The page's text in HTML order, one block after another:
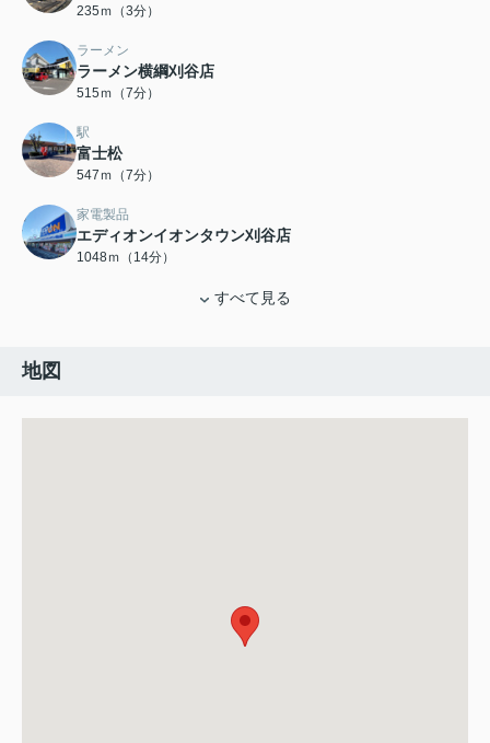
235ｍ（3分）
ラーメン
ラーメン横綱刈谷店
515ｍ（7分）
駅
富士松
547ｍ（7分）
家電製品
エディオンイオンタウン刈谷店
1048ｍ（14分）
すべて見る
地図